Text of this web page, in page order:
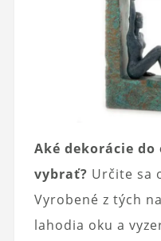
Aké dekorácie
vybrať? Určite sa
Vyrobené z tých
lahodia oku a